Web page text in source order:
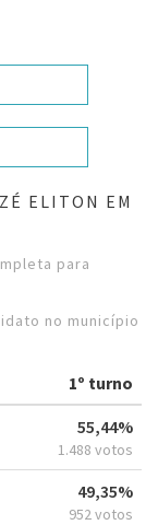
ELITON EM
para
no município
1º turno
55,44%
1.488 votos
49,35%
952 votos